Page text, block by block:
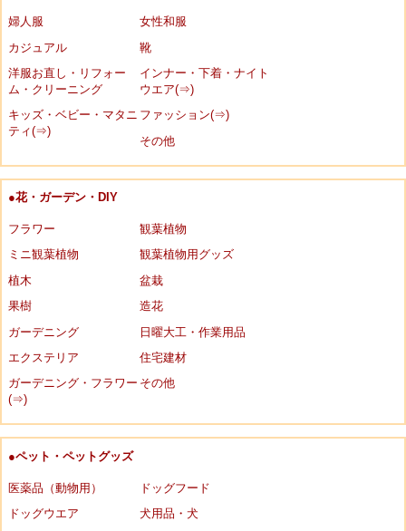
婦人服
女性和服
カジュアル
靴
洋服お直し・リフォー
ム・クリーニング
インナー・下着・ナイト
ウエア(⇒)
キッズ・ベビー・マタニ
ティ(⇒)
ファッション(⇒)
その他
●花・ガーデン・DIY
フラワー
観葉植物
ミニ観葉植物
観葉植物用グッズ
植木
盆栽
果樹
造花
ガーデニング
日曜大工・作業用品
エクステリア
住宅建材
ガーデニング・フラワー
(⇒)
その他
●ペット・ペットグッズ
医薬品（動物用）
ドッグフード
ドッグウエア
犬用品・犬